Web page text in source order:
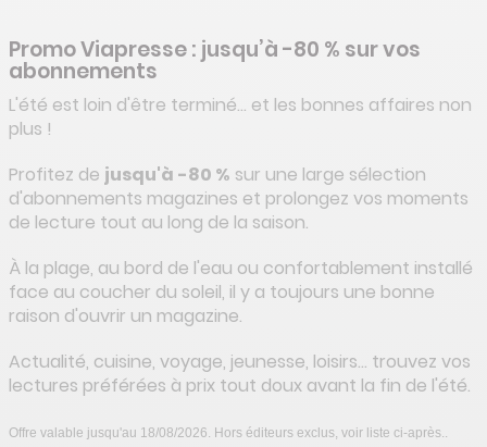
Promo Viapresse : jusqu’à -80 % sur vos
abonnements
L'été est loin d'être terminé… et les bonnes affaires non
plus !
Profitez de jusqu'à -80 % sur une large sélection
d'abonnements magazines et prolongez vos moments
de lecture tout au long de la saison.
À la plage, au bord de l'eau ou confortablement installé
face au coucher du soleil, il y a toujours une bonne
raison d'ouvrir un magazine.
Actualité, cuisine, voyage, jeunesse, loisirs… trouvez vos
lectures préférées à prix tout doux avant la fin de l'été.
Offre valable jusqu'au 18/08/2026. Hors éditeurs exclus, voir liste ci-après..